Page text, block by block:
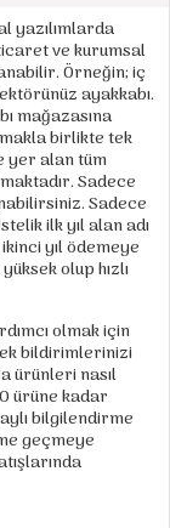
yazılımlarda
ve kurumsal
Örneğin; iç
ayakkabı.
mağazasına
birlikte tek
yer alan tüm
Sadece
Sadece
ilk yıl alan adı
yıl ödemeye
olup hızlı
olmak için
bildirimlerinizi
ürünleri nasıl
ürüne kadar
bilgilendirme
geçmeye